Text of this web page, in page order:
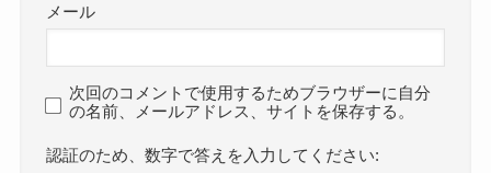
メール
次回のコメントで使用するためブラウザーに自分
の名前、メールアドレス、サイトを保存する。
数字で答えを入力してください: